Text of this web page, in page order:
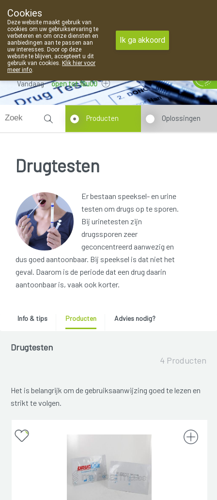
09 373 94 03
Vandaag open tot 19u00
Producten Oplossingen
Drugtesten
Er bestaan speeksel- en urine
testen om drugs op te sporen.
Bij urinetesten zijn
drugssporen zeer
geconcentreerd aanwezig en
dus goed aantoonbaar. Bij speeksel is dat niet het
geval. Daarom is de periode dat een drug daarin
aantoonbaar is, vaak ook korter.
Info & tips Producten Advies nodig?
Drugtesten
4 Producten
Het is belangrijk om de gebruiksaanwijzing goed te lezen en
strikt te volgen.
Cookies
Deze website maakt gebruik van
cookies om uw gebruikservaring te
verbeteren en om onze diensten en
aanbiedingen aan te passen aan
uw interesses. Door op deze
website te blijven, accepteert u dit
gebruik van cookies. Klik hier voor
meer info.
Ik ga akkoord